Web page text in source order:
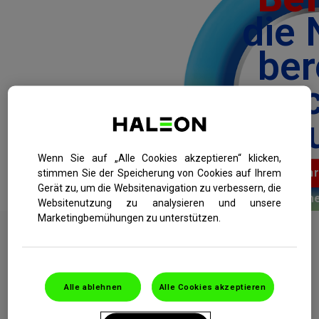
die
Unser heißer Tipp bei
Jetzt neu in der Otriven-Familie: OtriComplex
forte Erkältungsgetränk und OtriComplex
Wenn Sie auf „Alle Cookies akzeptieren“ klicken,
stimmen Sie der Speicherung von Cookies auf Ihrem
Gerät zu, um die Websitenavigation zu verbessern, die
Websitenutzung zu analysieren und unsere
Marketingbemühungen zu unterstützen.
Alle ablehnen Alle Cookies akzeptieren